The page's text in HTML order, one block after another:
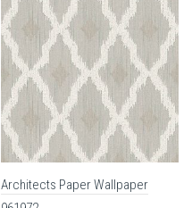
Architects Paper Wallpaper